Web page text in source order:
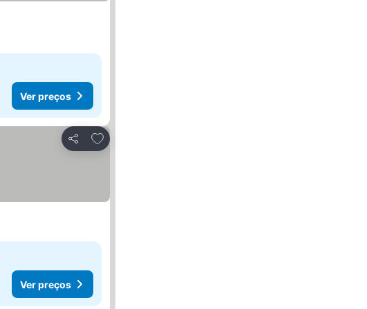
Ver preços
Partilhar
Adicionar aos favoritos
Ver preços